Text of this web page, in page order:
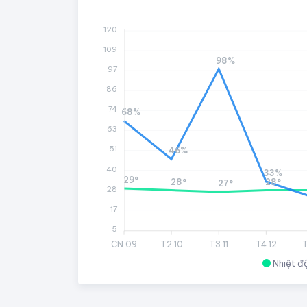
Nhiệt
CN 09 T2 10 T3 11 T4 12
29° 28° 27° 28°
68%
46%
98%
33%
120
109
97
86
74
63
51
40
28
17
5